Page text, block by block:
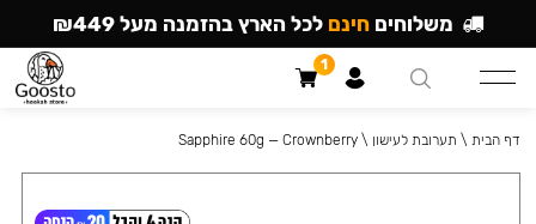
דף הבית \ תערובת לעישון \
Sapphire 60g — Crownberry
משלוחים חינם לכל הארץ בהזמנה מעל ₪449
1